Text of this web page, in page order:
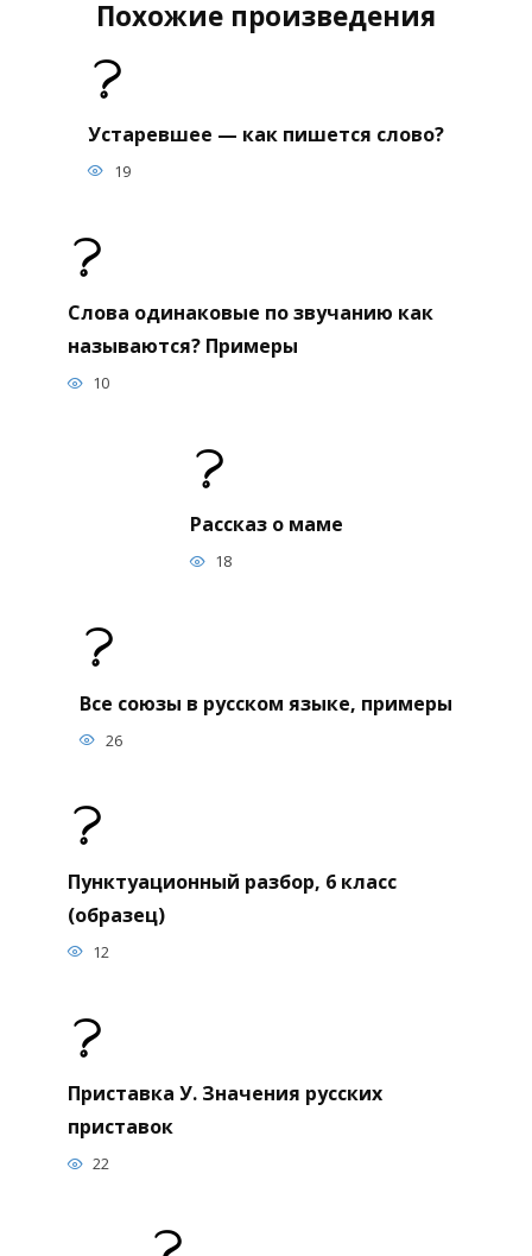
Похожие произведения
Устаревшее — как пишется слово?
19
Слова одинаковые по звучанию как
называются? Примеры
10
Рассказ о маме
18
Все союзы в русском языке, примеры
26
Пунктуационный разбор, 6 класс
(образец)
12
Приставка У. Значения русских
приставок
22